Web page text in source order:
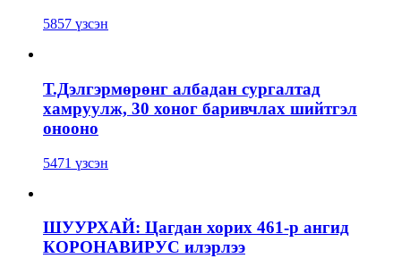
5857 үзсэн
Т.Дэлгэрмөрөнг албадан сургалтад
хамруулж, 30 хоног баривчлах шийтгэл
онооно
5471 үзсэн
ШУУРХАЙ: Цагдан хорих 461-р ангид
КОРОНАВИРУС илэрлээ